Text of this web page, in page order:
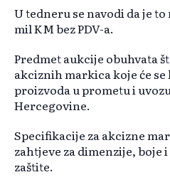
U tedneru se navodi da je
mil KM bez PDV-a.
Predmet aukcije obuhvata
akciznih markica koje će
proizvoda u prometu i
Hercegovine.
Specifikacije za akcizne
zahtjeve za dimenzije, boje
zaštite.